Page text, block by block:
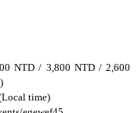
NTD / 3,800 NTD / 2,600
time)